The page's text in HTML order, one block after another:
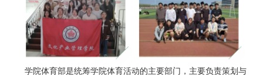
学院体育部是统筹学院体育活动的主要部门，主要负责策划与